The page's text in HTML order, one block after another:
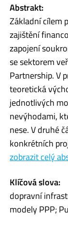
Abstrakt:
Základní cílem
zajištění
zapojení
se sektorem
Partnership. V
teoretická
jednotlivých
nevýhodami,
nese. V druhé
konkrétních
zobrazit celý
Klíčová slova:
dopravní
modely PPP;